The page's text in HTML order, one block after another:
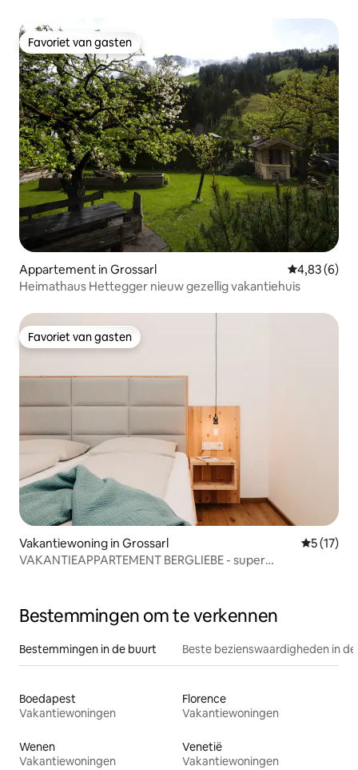
Favoriet van gasten
Favoriet van gasten
Appartement in Grossarl Gemiddelde
4,83 (6)
Heimathaus Hettegger nieuw gezellig vakantiehuis
Favoriet van gasten
Favoriet van gasten
Vakantiewoning in Grossarl
5 (17)
VAKANTIEAPPARTEMENT BERGLIEBE - super
Bestemmingen om te verkennen
Bestemmingen in de buurt Beste bezienswaardigheden in
Boedapest
Vakantiewoningen
Florence
Vakantiewoningen
Wenen
Vakantiewoningen
Venetië
Vakantiewoningen